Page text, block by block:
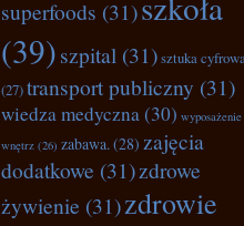
superfoods (31)
(39)szpital (31)sztuka
(27)transport publiczny (31)
wiedza medyczna(30) wyposażenie
wnętrz (26) zabawa.(28) zajęcia
dodatkowe (31)zdrowe
żywienie (31)zdrowie